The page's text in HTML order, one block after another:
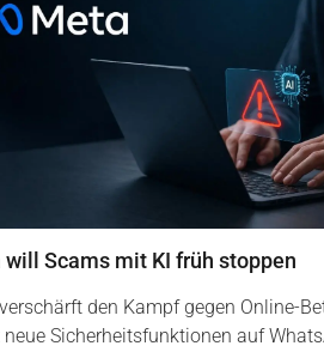
will Scams mit KI früh stoppen
den Kampf gegen Online-
Sicherheitsfunktionen auf